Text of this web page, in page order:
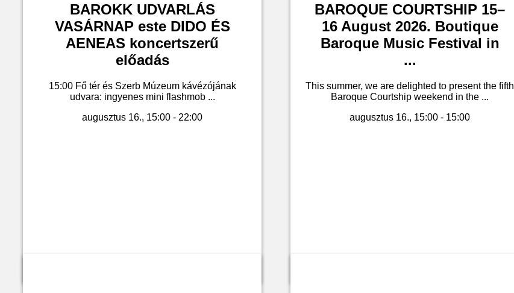
BAROKK UDVARLÁS
VASÁRNAP este DIDO ÉS
AENEAS koncertszerű
előadás
15:00 Fő tér és Szerb Múzeum kávézójának
udvara: ingyenes mini flashmob ...
augusztus 16., 15:00 - 22:00
BAROQUE COURTSHIP 15–
16 August 2026. Boutique
Baroque Music Festival in
...
This summer, we are delighted to present the fifth
Baroque Courtship weekend in the ...
augusztus 16., 15:00 - 15:00